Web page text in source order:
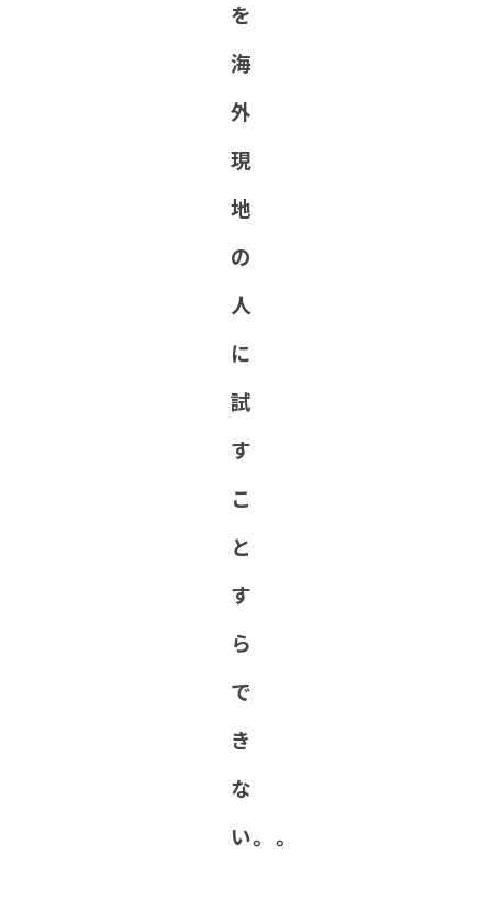
を
海
外
現
地
の
人
に
試
す
こ
と
す
ら
で
き
な
い。。